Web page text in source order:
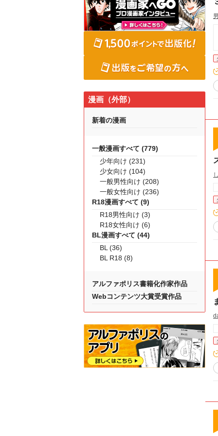
漫画（外部）
新着の漫画
一般漫画すべて (779)
少年向け (231)
少女向け (104)
一般男性向け (208)
一般女性向け (236)
R18漫画すべて (9)
R18男性向け (3)
R18女性向け (6)
BL漫画すべて (44)
BL (36)
BL R18 (8)
アルファポリス書籍化作家作品
Webコンテンツ大賞受賞作品